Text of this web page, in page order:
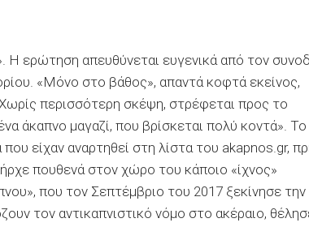
Η ερώτηση απευθύνεται ευγενικά από τον
«Μόνο στο βάθος», απαντά κοφτά εκείνος,
περισσότερη σκέψη, στρέφεται προς το
άκαπνο μαγαζί, που βρίσκεται πολύ κοντά». Το
είχαν αναρτηθεί στη λίστα του akapnos.gr,
πουθενά στον χώρο του κάποιο «ίχνος»
που τον Σεπτέμβριο του 2017 ξεκίνησε την
τον αντικαπνιστικό νόμο στο ακέραιο,